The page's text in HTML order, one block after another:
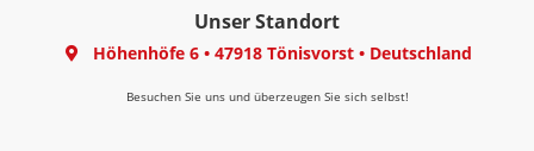
Unser Standort
Höhenhöfe 6• 47918 Tönisvorst• Deutschland
Besuchen Sie uns und überzeugen Sie sich selbst!